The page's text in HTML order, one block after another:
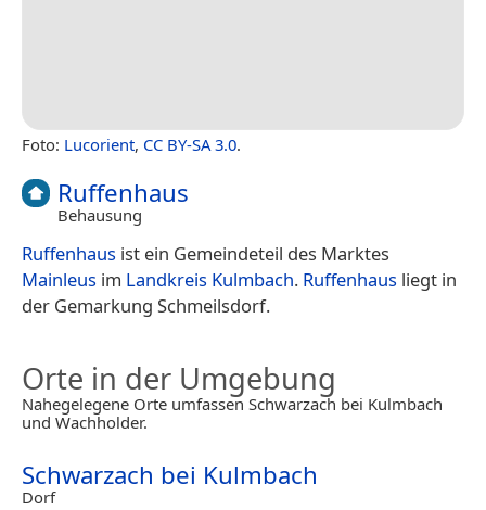
Foto: Lucorient, CC BY-SA 3.0.
Ruffenhaus
Behausung
Ruffenhaus ist ein Gemeindeteil des Marktes
Mainleus im Landkreis Kulmbach. Ruffenhaus liegt in
der Gemarkung Schmeilsdorf.
Orte in der Umgebung
Nahegelegene Orte umfassen Schwarzach bei Kulmbach
und Wachholder.
Schwarzach bei Kulmbach
Dorf